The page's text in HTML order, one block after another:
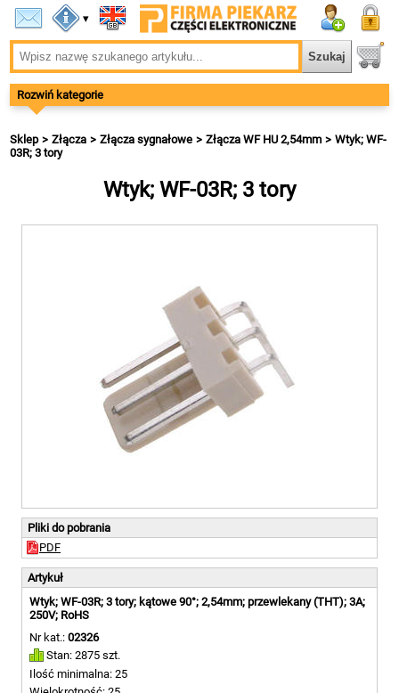
▾
Rozwiń kategorie
Sklep Złącza Złącza sygnałowe Złącza WF HU 2,54mm
Wtyk; WF-
03R; 3 tory
Wtyk; WF-03R; 3 tory
Pliki do pobrania
PDF
Artykuł
Wtyk; WF-03R; 3 tory; kątowe 90°; 2,54mm; przewlekany (THT); 3A;
250V; RoHS
Nr kat.: 02326
Stan: 2875 szt.
Ilość minimalna: 25